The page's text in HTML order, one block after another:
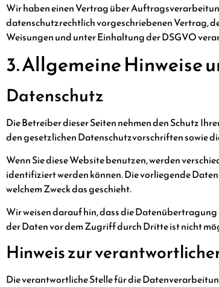
Wir haben einen Vertrag über
datenschutzrechtlich vorgeschriebenen Vertrag,
Weisungen und unter Einhaltung der DSGVO
3. Allgemeine
Datenschutz
Die Betreiber dieser Seiten nehmen den Schutz
den gesetzlichen Datenschutzvorschriften sowie
Wenn Sie diese Website benutzen, werden
identifiziert werden können. Die vorliegende
welchem Zweck das geschieht.
Wir weisen darauf hin, dass die
der Daten vor dem Zugriff durch Dritte ist nicht
Hinweis zur
Die verantwortliche Stelle für die